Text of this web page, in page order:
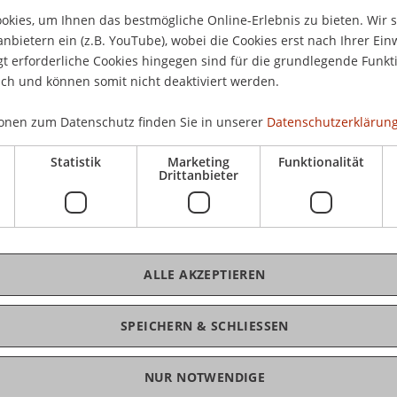
zum zweiten Mal stattfindender
(LL.M.) in International Taxation.
unserer Informationsveranstaltung Näheres
die Studienzeiten zu erfahren.
um Ihnen das bestmögliche Online-Erlebnis zu bieten. Wir
ein (z.B. YouTube), wobei die Cookies erst nach Ihrer
erforderliche Cookies hingegen sind für die grundlegende
und können somit nicht deaktiviert werden.
zum Datenschutz finden Sie in unserer
Statistik Marketing
Drittanbieter
Funktionalität
SPEICHERN & SCHLIESSEN
ALLE AKZEPTIEREN
NUR NOTWENDIGE